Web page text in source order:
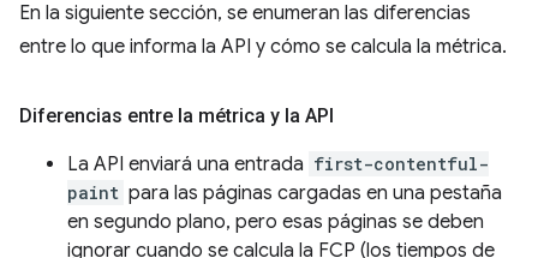
En la siguiente sección, se enumeran las diferencias
entre lo que informa la API y cómo se calcula la métrica.
Diferencias entre la métrica y la API
La API enviará una entrada first-contentful-
paint para las páginas cargadas en una pestaña
en segundo plano, pero esas páginas se deben
ignorar cuando se calcula la FCP (los tiempos de